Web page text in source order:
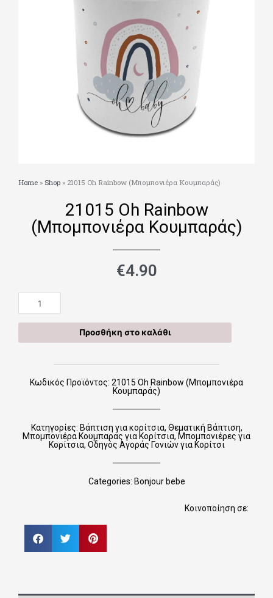
Home » Shop » 21015 Oh Rainbow (Μπομπονιέρα Κουμπαράς)
21015 Oh Rainbow
(Μπομπονιέρα Κουμπαράς)
€4.90
21015
Oh
Rainbow
ποσότητα
Προσθήκη στο καλάθι
Κωδικός Προϊόντος: 21015 Oh Rainbow (Μπομπονιέρα
Κουμπαράς)
Κατηγορίες: Βάπτιση για κορίτσια, Θεματική Βάπτιση,
Μπομπονιέρα Κουμπαράς για Κορίτσια, Μπομπονιέρες για
Κορίτσια, Οδηγός Αγοράς Γονιών για Κορίτσι
Categories: Bonjour bebe
Κοινοποίηση σε: